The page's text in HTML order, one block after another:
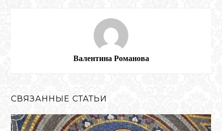
Валентина Романова
СВЯЗАННЫЕ СТАТЬИ